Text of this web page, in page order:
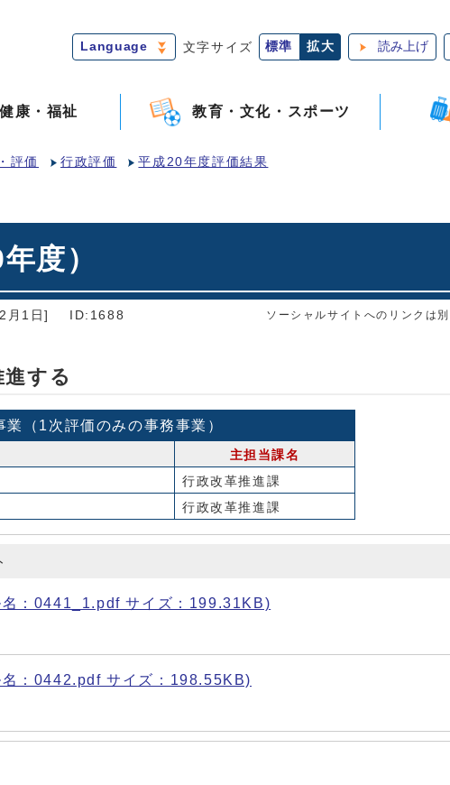
Language 文字サイズ 標準 拡大 読み上げ
健康・福祉 教育・文化・スポーツ
評価 行政評価 平成20年度評価結果
度）
月1日] ID:1688 ソーシャルサイトへのリンクは
する
（1次評価のみの事務事業）
主担当課名
行政改革推進課
行政改革推進課
：0441_1.pdf サイズ：199.31KB)
：0442.pdf サイズ：198.55KB)